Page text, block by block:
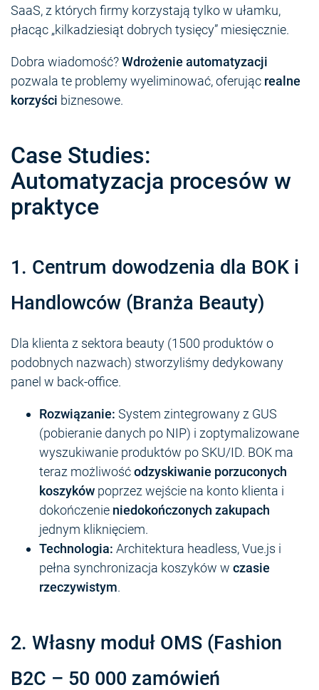
SaaS, z których firmy korzystają tylko w ułamku,
płacąc „kilkadziesiąt dobrych tysięcy” miesięcznie.
Dobra wiadomość?Wdrożenie automatyzacji
pozwala te problemy wyeliminować, oferując realne
korzyści biznesowe.
Case Studies:
Automatyzacja procesów w
praktyce
1. Centrum dowodzenia dla BOK i
Handlowców (Branża Beauty)
Dla klienta z sektora beauty (1500 produktów o
podobnych nazwach) stworzyliśmy dedykowany
panel w back-office.
Rozwiązanie: System zintegrowany z GUS
(pobieranie danych po NIP) i zoptymalizowane
wyszukiwanie produktów po SKU/ID. BOK ma
teraz możliwośćodzyskiwanie porzuconych
koszyków poprzez wejście na konto klienta i
dokończenie niedokończonych zakupach
jednym kliknięciem.
Technologia: Architektura headless, Vue.js i
pełna synchronizacja koszyków w czasie
rzeczywistym.
2. Własny moduł OMS (Fashion
B2C – 50 000 zamówień